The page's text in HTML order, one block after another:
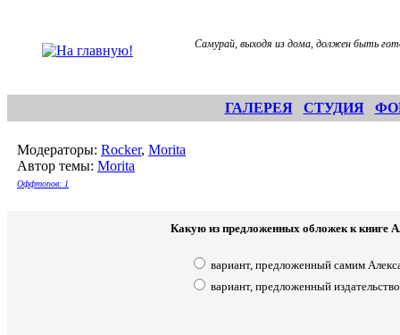
Самурай, выходя из дома, должен быть
ГАЛЕРЕЯ СТУДИЯ
Модераторы: Rocker, Morita
Автор темы: Morita
Оффтопов: 1
Какую из предложенных обложек к книге
вариант, предложенный самим
вариант, предложенный